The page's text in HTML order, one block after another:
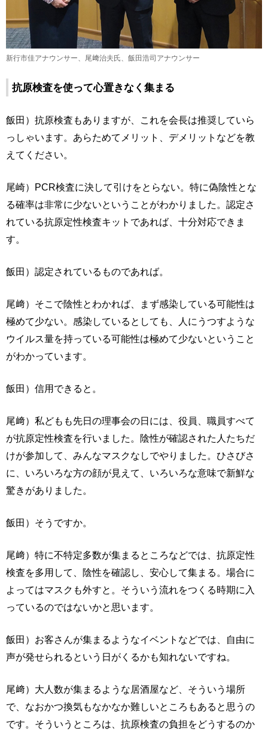
新行市佳アナウンサー、尾﨑治夫氏、飯田浩司アナウンサー
抗原検査を使って心置きなく集まる
飯田）抗原検査もありますが、これを会長は推奨していら
っしゃいます。あらためてメリット、デメリットなどを教
えてください。
尾崎）PCR検査に決して引けをとらない。特に偽陰性とな
る確率は非常に少ないということがわかりました。認定さ
れている抗原定性検査キットであれば、十分対応できま
す。
飯田）認定されているものであれば。
尾﨑）そこで陰性とわかれば、まず感染している可能性は
極めて少ない。感染しているとしても、人にうつすような
ウイルス量を持っている可能性は極めて少ないということ
がわかっています。
飯田）信用できると。
尾﨑）私どもも先日の理事会の日には、役員、職員すべて
が抗原定性検査を行いました。陰性が確認された人たちだ
けが参加して、みんなマスクなしでやりました。ひさびさ
に、いろいろな方の顔が見えて、いろいろな意味で新鮮な
驚きがありました。
飯田）そうですか。
尾﨑）特に不特定多数が集まるところなどでは、抗原定性
検査を多用して、陰性を確認し、安心して集まる。場合に
よってはマスクも外すと。そういう流れをつくる時期に入
っているのではないかと思います。
飯田）お客さんが集まるようなイベントなどでは、自由に
声が発せられるという日がくるかも知れないですね。
尾﨑）大人数が集まるような居酒屋など、そういう場所
で、なおかつ換気もなかなか難しいところもあると思うの
です。そういうところは、抗原検査の負担をどうするのか